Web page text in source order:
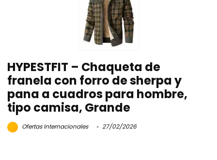
HYPESTFIT – Chaqueta de
franela con forro de sherpa y
pana a cuadros para hombre,
tipo camisa, Grande
Ofertas Internacionales 27/02/2026